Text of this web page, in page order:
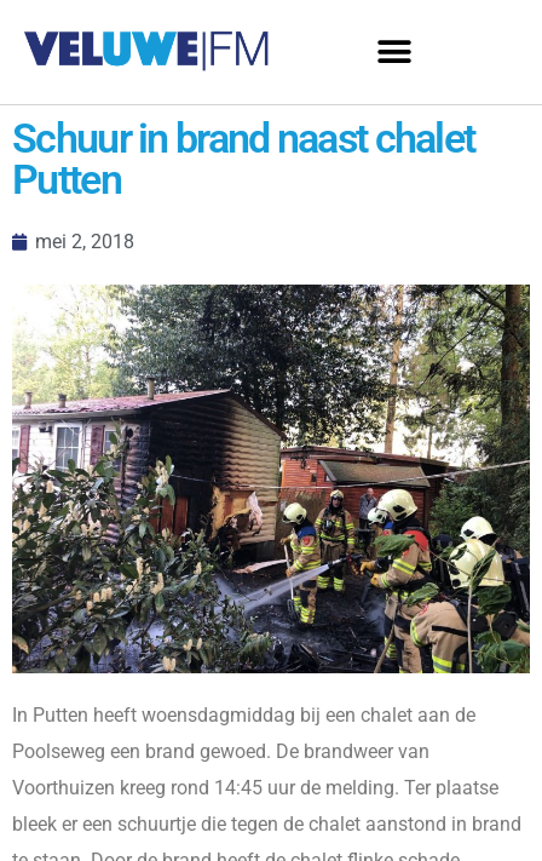
Schuur in brand naast chalet
Putten
mei 2, 2018
In Putten heeft woensdagmiddag bij een chalet aan de
Poolseweg een brand gewoed. De brandweer van
Voorthuizen kreeg rond 14:45 uur de melding. Ter plaatse
bleek er een schuurtje die tegen de chalet aanstond in brand